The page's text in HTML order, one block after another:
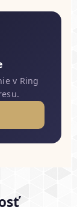
v Ring